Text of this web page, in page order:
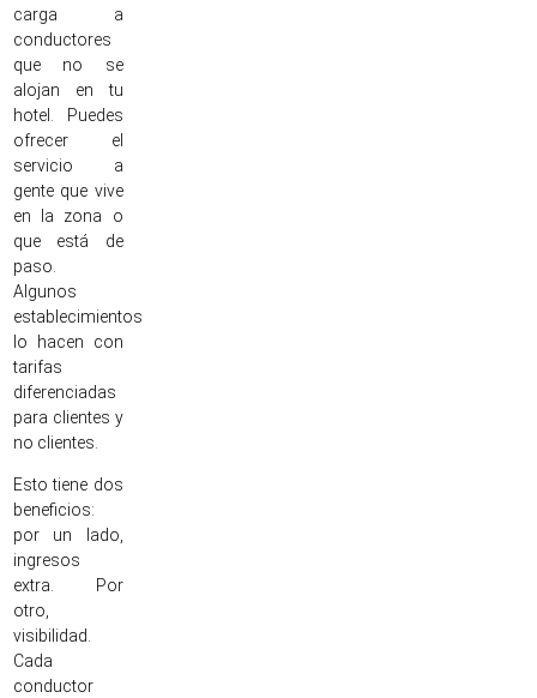
carga a
conductores
que no se
alojan en tu
hotel. Puedes
ofrecer el
servicio a
gente que vive
en la zona o
que está de
paso.
Algunos
establecimientos
lo hacen con
tarifas
diferenciadas
para clientes y
no clientes.
Esto tiene dos
beneficios:
por un lado,
ingresos
extra. Por
otro,
visibilidad.
Cada
conductor